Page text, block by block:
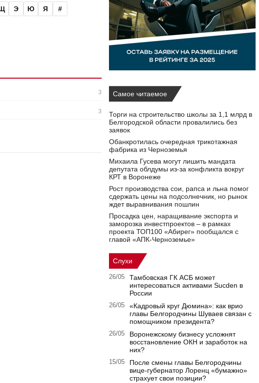
Э Ю Я #
3
3
Самое читаемое
Торги на строительство школы за 1,1 млрд в
Белгородской области провалились без
заявок
Обанкротилась очередная трикотажная
фабрика из Черноземья
Михаила Гусева могут лишить мандата
депутата облдумы из‑за конфликта вокруг
КРТ в Воронеже
Рост производства сои, рапса и льна помог
сдержать цены на подсолнечник, но рынок
ждет выравнивания пошлин
Просадка цен, наращивание экспорта и
заморозка инвестпроектов – в рамках
проекта ТОП100 «Абирег» пообщался с
главой «АПК-Черноземье»
Слухи
26/05
Тамбовская ГК АСБ может
интересоваться активами Sucden в
России
26/05
«Кадровый круг Дюмина»: как врио
главы Белгородчины Шуваев связан с
помощником президента?
26/05
Воронежскому бизнесу усложнят
восстановление ОКН и заработок на
них?
15/05
После смены главы Белгородчины
вице-губернатор Лоренц «бумажно»
страхует свои позиции?